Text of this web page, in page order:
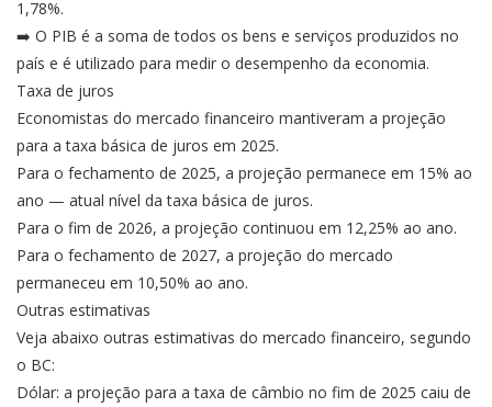
1,78%.
➡️ O PIB é a soma de todos os bens e serviços produzidos no
país e é utilizado para medir o desempenho da economia.
Taxa de juros
Economistas do mercado financeiro mantiveram a projeção
para a taxa básica de juros em 2025.
Para o fechamento de 2025, a projeção permanece em 15% ao
ano — atual nível da taxa básica de juros.
Para o fim de 2026, a projeção continuou em 12,25% ao ano.
Para o fechamento de 2027, a projeção do mercado
permaneceu em 10,50% ao ano.
Outras estimativas
Veja abaixo outras estimativas do mercado financeiro, segundo
o BC:
Dólar: a projeção para a taxa de câmbio no fim de 2025 caiu de